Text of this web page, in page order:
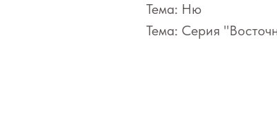
Тема: Ню
Тема: Серия